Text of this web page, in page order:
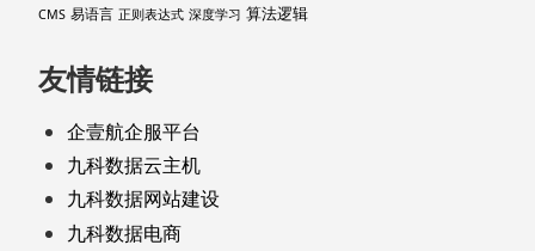
CMS 易语言 正则表达式 深度学习 算法逻辑
友情链接
企壹航企服平台
九科数据云主机
九科数据网站建设
九科数据电商